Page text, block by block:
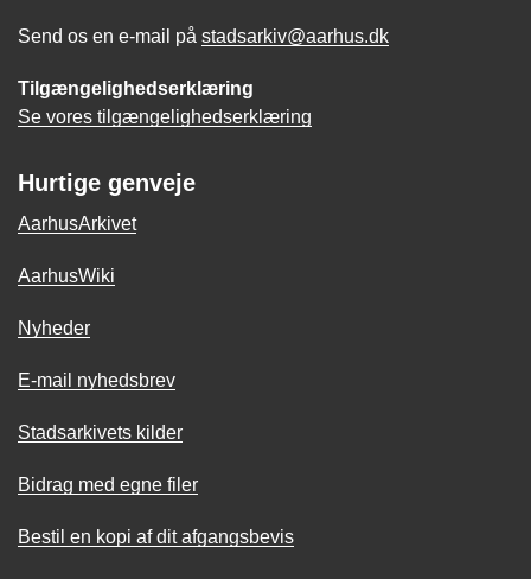
Send os en e-mail på stadsarkiv@aarhus.dk
Tilgængelighedserklæring
Se vores tilgængelighedserklæring
Hurtige genveje
AarhusArkivet
AarhusWiki
Nyheder
E-mail nyhedsbrev
Stadsarkivets kilder
Bidrag med egne filer
Bestil en kopi af dit afgangsbevis